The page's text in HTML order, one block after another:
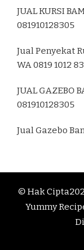
JUAL KURSI
081910128305
Jual Penyekat
WA 0819 1012
JUAL GAZEBO
081910128305
Jual Gazebo
© Hak
Yummy